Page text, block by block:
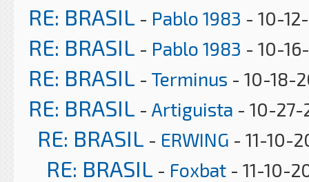
RE: BRASIL - Pablo 1983 - 10-
RE: BRASIL - Pablo 1983 - 10-
RE: BRASIL - Terminus - 10-18-
RE: BRASIL - Artiguista - 10-27-
RE: BRASIL - ERWING - 11-10-
RE: BRASIL - Foxbat - 11-10-